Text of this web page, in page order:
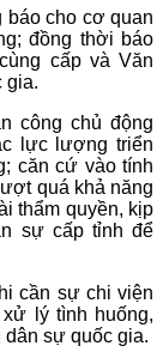
báo cho cơ quan
đồng thời báo
cấp và Văn
gia.
công chủ động
lực lượng triển
căn cứ vào tính
quá khả năng
thẩm quyền, kịp
sự cấp tỉnh để
cần sự chi viện
lý tình huống,
dân sự quốc gia.